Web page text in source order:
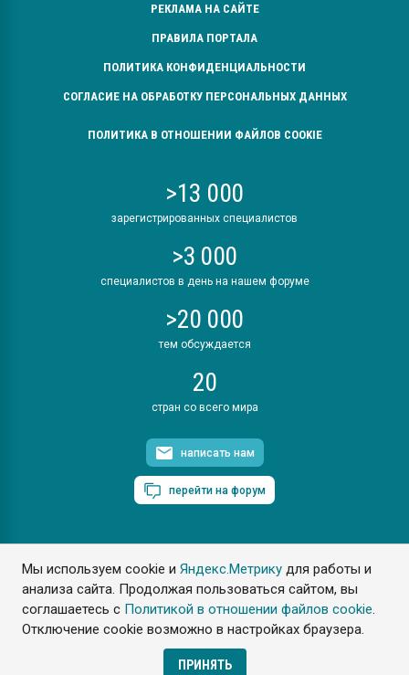
Мы используем cookie иЯндекс.Метрику для работы и
анализа сайта. Продолжая пользоваться сайтом, вы
соглашаетесь с Политикой в отношении файлов cookie.
Отключение cookie возможно в настройках браузера.
ПРИНЯТЬ
РЕКЛАМА НА САЙТЕ
ПРАВИЛА ПОРТАЛА
ПОЛИТИКА КОНФИДЕНЦИАЛЬНОСТИ
СОГЛАСИЕ НА ОБРАБОТКУ ПЕРСОНАЛЬНЫХ ДАННЫХ
ПОЛИТИКА В ОТНОШЕНИИ ФАЙЛОВ COOKIE
>13 000
зарегистрированных специалистов
>3 000
специалистов в день на нашем форуме
>20 000
тем обсуждается
20
стран со всего мира
написать нам
перейти на форум
ПластЭксперт © 2006. Все права защищены
Разрешается копирование материалов сайта с обязательной
ссылкой на www.e-plastic.ru
Разработка сайта